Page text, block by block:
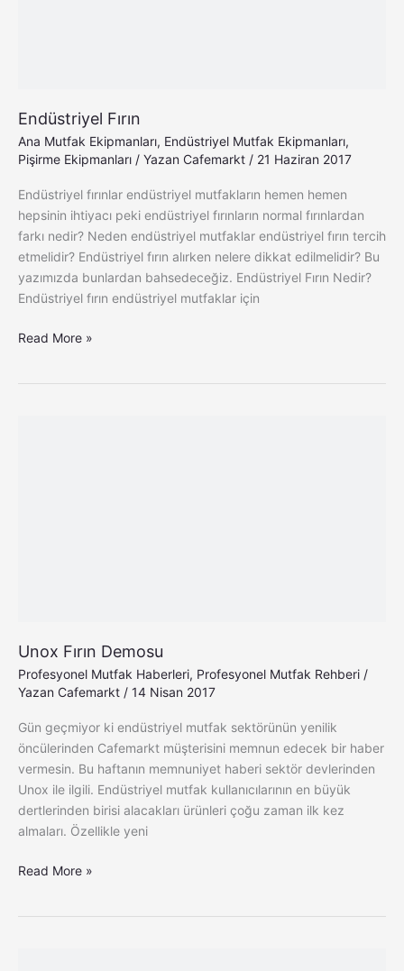
Endüstriyel Fırın
Ana Mutfak Ekipmanları, Endüstriyel Mutfak Ekipmanları,
Pişirme Ekipmanları / Yazan Cafemarkt / 21 Haziran 2017
Endüstriyel fırınlar endüstriyel mutfakların hemen hemen
hepsinin ihtiyacı peki endüstriyel fırınların normal fırınlardan
farkı nedir? Neden endüstriyel mutfaklar endüstriyel fırın tercih
etmelidir? Endüstriyel fırın alırken nelere dikkat edilmelidir? Bu
yazımızda bunlardan bahsedeceğiz. Endüstriyel Fırın Nedir?
Endüstriyel fırın endüstriyel mutfaklar için
Read More »
Unox Fırın Demosu
Profesyonel Mutfak Haberleri, Profesyonel Mutfak Rehberi /
Yazan Cafemarkt / 14 Nisan 2017
Gün geçmiyor ki endüstriyel mutfak sektörünün yenilik
öncülerinden Cafemarkt müşterisini memnun edecek bir haber
vermesin. Bu haftanın memnuniyet haberi sektör devlerinden
Unox ile ilgili. Endüstriyel mutfak kullanıcılarının en büyük
dertlerinden birisi alacakları ürünleri çoğu zaman ilk kez
almaları. Özellikle yeni
Read More »